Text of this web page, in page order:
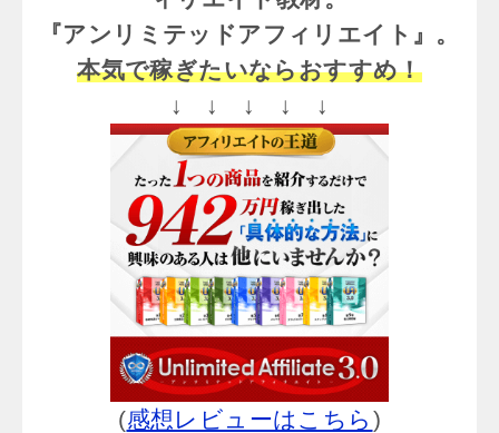
『アンリミテッドアフィリエイト』。
本気で稼ぎたいならおすすめ！
↓ ↓ ↓ ↓ ↓
(感想レビューはこちら )